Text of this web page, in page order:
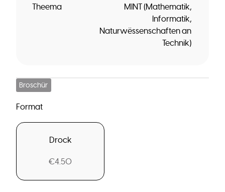
Theema
MINT (Mathematik,
Informatik,
Naturwëssenschaften an
Technik)
Broschür
Format
Drock
€4.50